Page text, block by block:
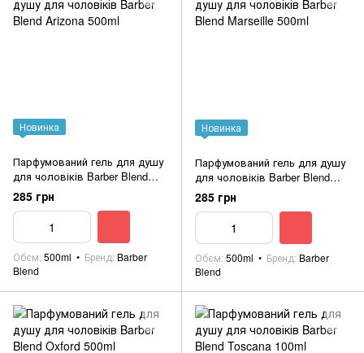
Новинка
Парфумований гель для душу
для чоловіків Barber Blend
Arizona 500ml
285 грн
Обєм 500ml Бренд Barber
Blend
Новинка
Парфумований гель для душу
для чоловіків Barber Blend
Marseille 500ml
285 грн
Обєм 500ml Бренд Barber
Blend